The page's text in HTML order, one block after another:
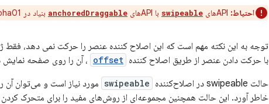
احتیاط: APIهای swipeable با APIهای anchoredDraggable بنیاد در Jetpack Compose 1.6.0-alpha01 جایگزین شده‌اند.
توجه به این نکته مهم است که این اصلاح کننده عنصر را حرکت نمی دهد،
با حرکت دادن عنصر از طریق اصلاح کننده offset ، آن را روی صفحه نمایش
حالت swipeable در اصلاح‌کننده
swipeable مورد نیاز است و می‌توان آن
خاطر آورد. این حالت همچنین مجموعه‌ای از روش‌های مفید را برای متحرک کردن